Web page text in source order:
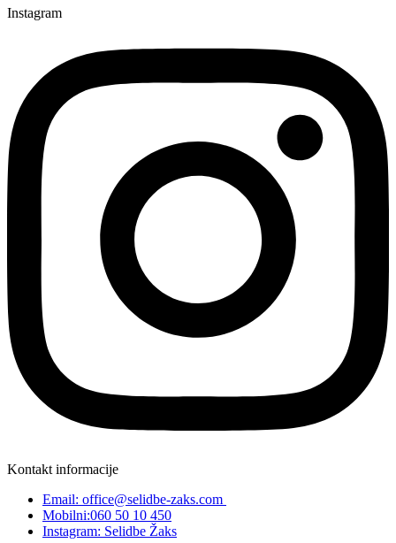
Instagram
Kontakt informacije
Email: office@selidbe-zaks.com
Mobilni:060 50 10 450
Instagram: Selidbe Žaks